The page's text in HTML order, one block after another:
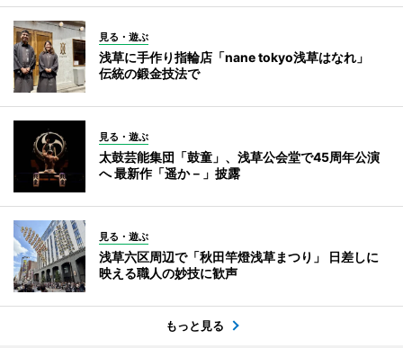
見る・遊ぶ
浅草に手作り指輪店「nane tokyo浅草はなれ」
伝統の鍛金技法で
見る・遊ぶ
太鼓芸能集団「鼓童」、浅草公会堂で45周年公演
へ 最新作「遥か－」披露
見る・遊ぶ
浅草六区周辺で「秋田竿燈浅草まつり」 日差しに
映える職人の妙技に歓声
もっと見る